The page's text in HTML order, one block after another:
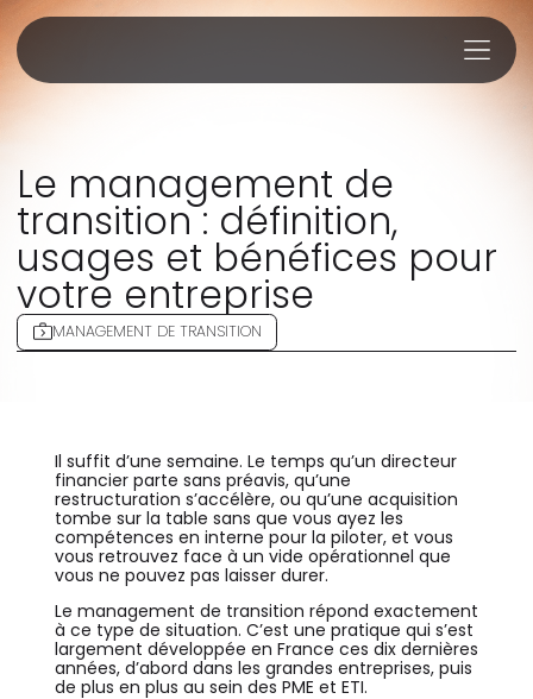
Le management de
transition : définition,
usages et bénéfices pour
votre entreprise
MANAGEMENT DE TRANSITION
Il suffit d’une semaine. Le temps qu’un directeur
financier parte sans préavis, qu’une
restructuration s’accélère, ou qu’une acquisition
tombe sur la table sans que vous ayez les
compétences en interne pour la piloter, et vous
vous retrouvez face à un vide opérationnel que
vous ne pouvez pas laisser durer.
Le management de transition répond exactement
à ce type de situation. C’est une pratique qui s’est
largement développée en France ces dix dernières
années, d’abord dans les grandes entreprises, puis
de plus en plus au sein des PME et ETI.